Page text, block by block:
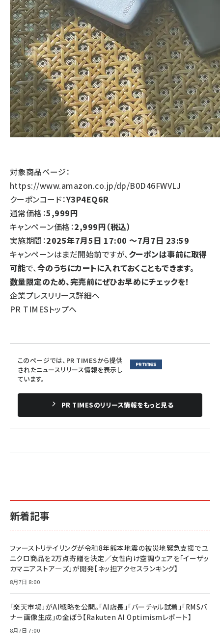
対象商品ページ：
https://www.amazon.co.jp/dp/B0D46FWVLJ
クーポンコード：Y3P4EQ6R
通常価格：5,999円
キャンペーン価格：2,999円（税込）
実施期間：2025年7月5日 17:00 ～7月7日 23:59
キャンペーンはまだ開始前ですが、クーポンは事前に取得
可能で、今のうちにカートに入れておくこともできます。
数量限定のため、完売前にぜひお早めにチェックを！
企業プレスリリース詳細へ
PR TIMESトップへ
このページでは、PR TIMESから提供
されたニュースリリース情報を表示し
ています。
PR TIMESのリリース情報をもっと見る
新着記事
ファーストリテイリングが令和8年熊本地震の被災地緊急支援でユ
ニクロ商品を2万点寄贈を決定／女性向け空調ウェアを「イーザッ
カマニアストア―ズ」が開発【ネッ担アクセスランキング】
8月7日 8:00
「楽天市場」がAI戦略を公開。「AI店長」「バーチャル試着」「RMSバ
ナー画像生成」の全ぼう【Rakuten AI Optimismレポート】
8月7日 7:00